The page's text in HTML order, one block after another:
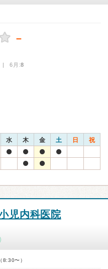
－
| 6月:8
水 木 金 土 日 祝
児内科医院
8:30〜）